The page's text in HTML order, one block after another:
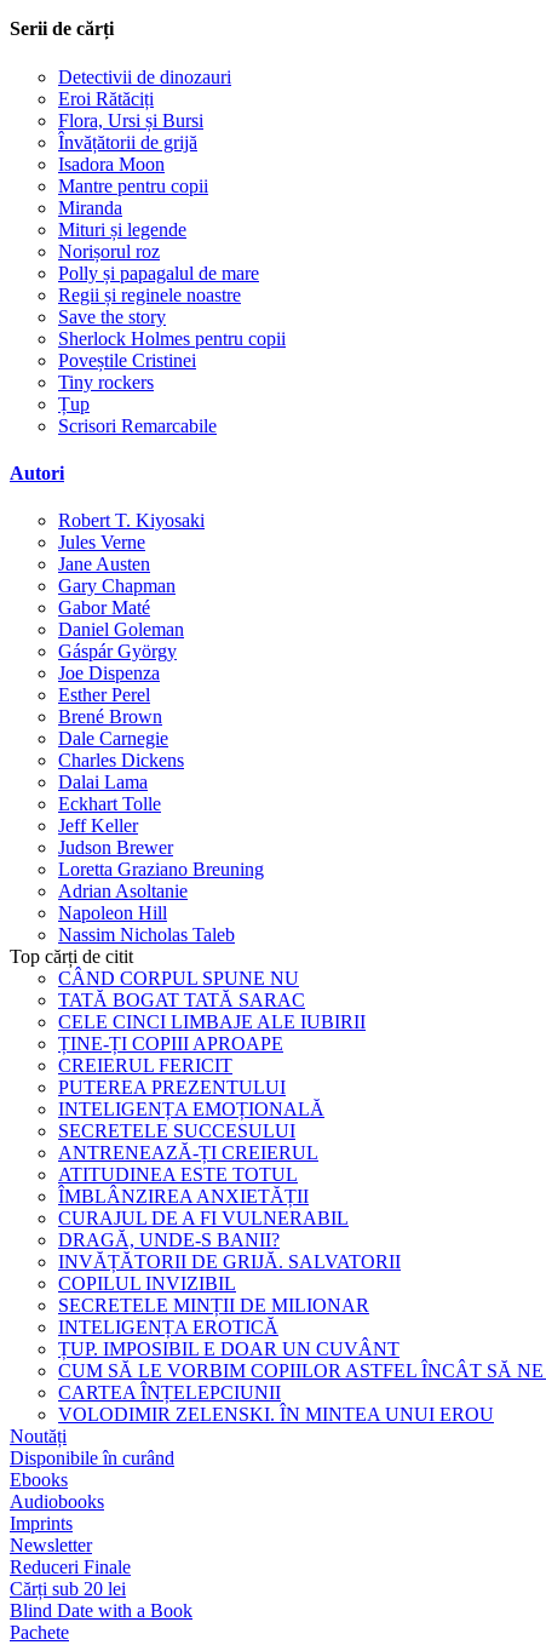
Serii de cărți
Detectivii de dinozauri
Eroi Rătăciți
Flora, Ursi și Bursi
Învățătorii de grijă
Isadora Moon
Mantre pentru copii
Miranda
Mituri și legende
Norișorul roz
Polly și papagalul de mare
Regii și reginele noastre
Save the story
Sherlock Holmes pentru copii
Poveștile Cristinei
Tiny rockers
Țup
Scrisori Remarcabile
Autori
Robert T. Kiyosaki
Jules Verne
Jane Austen
Gary Chapman
Gabor Maté
Daniel Goleman
Gáspár György
Joe Dispenza
Esther Perel
Brené Brown
Dale Carnegie
Charles Dickens
Dalai Lama
Eckhart Tolle
Jeff Keller
Judson Brewer
Loretta Graziano Breuning
Adrian Asoltanie
Napoleon Hill
Nassim Nicholas Taleb
Top cărți de citit
CÂND CORPUL SPUNE NU
TATĂ BOGAT TATĂ SARAC
CELE CINCI LIMBAJE ALE IUBIRII
ȚINE-ȚI COPIII APROAPE
CREIERUL FERICIT
PUTEREA PREZENTULUI
INTELIGENȚA EMOȚIONALĂ
SECRETELE SUCCESULUI
ANTRENEAZĂ-ȚI CREIERUL
ATITUDINEA ESTE TOTUL
ÎMBLÂNZIREA ANXIETĂȚII
CURAJUL DE A FI VULNERABIL
DRAGĂ, UNDE-S BANII?
INVĂȚĂTORII DE GRIJĂ. SALVATORII
COPILUL INVIZIBIL
SECRETELE MINȚII DE MILIONAR
INTELIGENȚA EROTICĂ
ȚUP. IMPOSIBIL E DOAR UN CUVÂNT
CUM SĂ LE VORBIM COPIILOR ASTFEL ÎNCÂT SĂ
CARTEA ÎNȚELEPCIUNII
VOLODIMIR ZELENSKI. ÎN MINTEA UNUI EROU
Noutăți
Disponibile în curând
Ebooks
Audiobooks
Imprints
Newsletter
Reduceri Finale
Cărți sub 20 lei
Blind Date with a Book
Pachete